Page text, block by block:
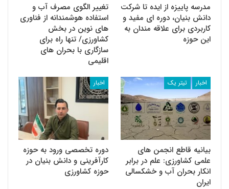
مدرسه پاییزه از ایده تا شرکت
دانش بنیان، دوره ای مفید و
کاربردی برای علاقه مندان به
این حوزه
تغییر الگوی مصرف آب و
استفاده هوشمندانه از فناوری
های نوین در بخش
کشاورزی/ تنها راه برای
سازگاری با بحران های
اقلیمی
اخبار تیتر یک
بیانیه قاطع انجمن های
علمی کشاورزی: علم در برابر
انکار بحران آب و خشکسالی
ایران
اخبار
دوره تخصصی ورود به حوزه
کارآفرینی و دانش بنیان در
حوزه کشاورزی